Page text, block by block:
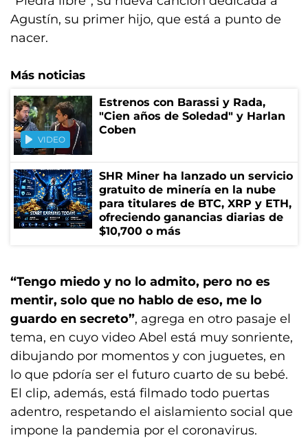
Agustín, su primer hijo, que está a punto de
nacer.
Más noticias
VIDEO
Estrenos con Barassi y Rada,
"Cien años de Soledad" y Harlan
Coben
SHR Miner ha lanzado un servicio
gratuito de minería en la nube
para titulares de BTC, XRP y ETH,
ofreciendo ganancias diarias de
$10,700 o más
“Tengo miedo y no lo admito, pero no es
mentir, solo que no hablo de eso, me lo
guardo en secreto”, agrega en otro pasaje el
tema, en cuyo video Abel está muy sonriente,
dibujando por momentos y con juguetes, en
lo que pdoría ser el futuro cuarto de su bebé.
El clip, además, está filmado todo puertas
adentro, respetando el aislamiento social que
impone la pandemia por el coronavirus.